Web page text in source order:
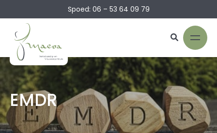
Spoed: 06 – 53 64 09 79
EMDR